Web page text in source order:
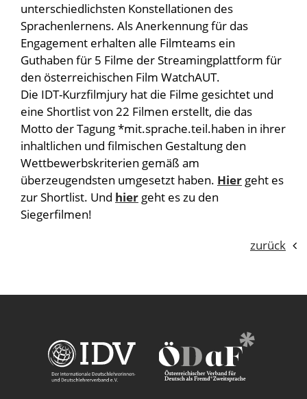
unterschiedlichsten Konstellationen des
Sprachenlernens. Als Anerkennung für das
Engagement erhalten alle Filmteams ein
Guthaben für 5 Filme der Streamingplattform für
den österreichischen Film WatchAUT.
Die IDT-Kurzfilmjury hat die Filme gesichtet und
eine Shortlist von 22 Filmen erstellt, die das
Motto der Tagung *mit.sprache.teil.haben in ihrer
inhaltlichen und filmischen Gestaltung den
Wettbewerbskriterien gemäß am
überzeugendsten umgesetzt haben. Hier geht es
zur Shortlist. Und hier geht es zu den
Siegerfilmen!
zurück